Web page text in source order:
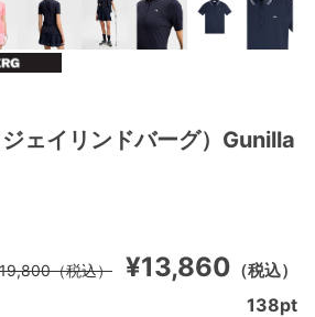
ェイリンドバーグ）Gunilla
¥13,860 （税込）
（税込）
138pt